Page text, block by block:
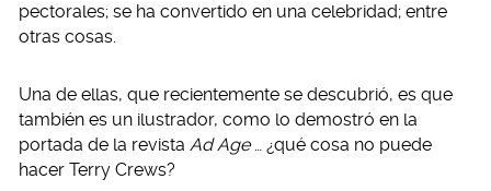
pectorales; se ha convertido en una celebridad; entre
otras cosas.
Una de ellas, que recientemente se descubrió, es que
también es un ilustrador, como lo demostró en la
portada de la revista Ad Age … ¿qué cosa no puede
hacer Terry Crews?